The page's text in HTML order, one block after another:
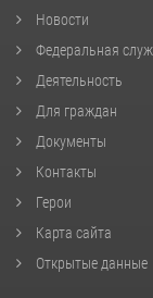
Новости
Федеральная
Деятельность
Для граждан
Документы
Контакты
Герои
Карта сайта
Открытые данные